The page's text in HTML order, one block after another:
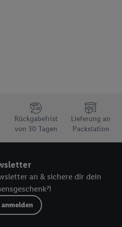
Rückgabefrist
von 30 Tagen
Lieferung an
Packstation
an & sichere dir dein
Segmenten). Im
dieser Werbung erfolgen
Erfolgsmessung der
zur Entwicklung von
dazu erteilen und danach ein
sich in Ihr bestehendes Lidl
hinaus auch Ihre dort
uns in gemeinsamer